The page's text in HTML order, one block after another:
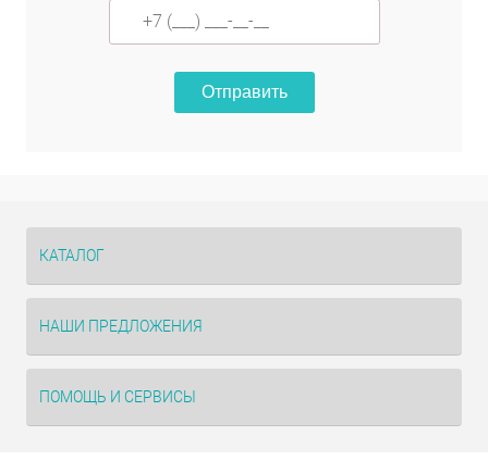
Отправить
КАТАЛОГ
НАШИ ПРЕДЛОЖЕНИЯ
ПОМОЩЬ И СЕРВИСЫ